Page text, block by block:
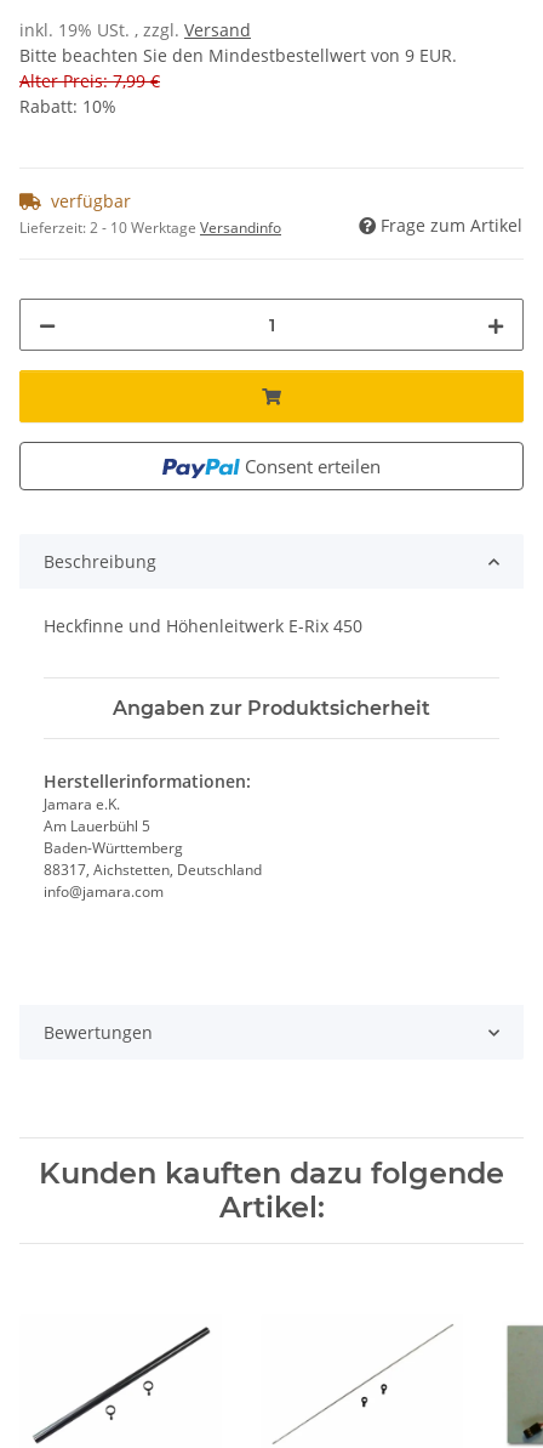
inkl. 19% USt. , zzgl. Versand
Bitte beachten Sie den Mindestbestellwert von 9 EUR.
Alter Preis: 7,99 €
Rabatt: 10%
verfügbar
Lieferzeit:2 - 10 Werktage Versandinfo Frage zum Artikel
Consent erteilen
Beschreibung
Heckfinne und Höhenleitwerk E-Rix 450
Angaben zur Produktsicherheit
Herstellerinformationen:
Jamara e.K.
Am Lauerbühl 5
Baden-Württemberg
88317, Aichstetten, Deutschland
info@jamara.com
Bewertungen
Kunden kauften dazu folgende
Artikel: